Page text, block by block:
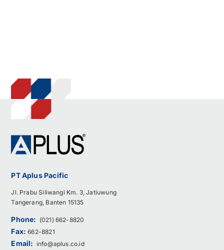
PT Aplus Pacific
Jl. Prabu Siliwangi Km. 3, Jatiuwung
Tangerang, Banten 15135
Phone: (021) 662-8820
Fax:662-8821
Email: info@aplus.co.id